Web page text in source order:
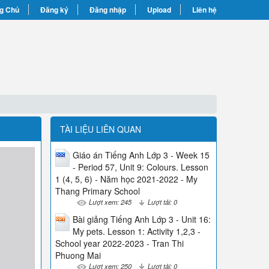
Chủ Đăng ký Đăng nhập Upload Liên hệ
TÀI LIỆU LIÊN QUAN
Giáo án Tiếng Anh Lớp 3 - Week 15
- Period 57, Unit 9: Colours. Lesson
1 (4, 5, 6) - Năm học 2021-2022 - My
Thang Primary School
Lượt xem: 245 Lượt tải: 0
Bài giảng Tiếng Anh Lớp 3 - Unit 16:
My pets. Lesson 1: Activity 1,2,3 -
School year 2022-2023 - Tran Thi
Phuong Mai
Lượt xem: 250 Lượt tải: 0